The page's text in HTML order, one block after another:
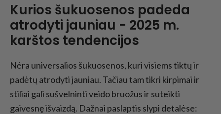
Kurios šukuosenos padeda
atrodyti jauniau - 2025 m.
karštos tendencijos
Nėra universalios šukuosenos, kuri visiems tiktų ir
padėtų atrodyti jauniau. Tačiau tam tikri kirpimai ir
stiliai gali sušvelninti veido bruožus ir suteikti
gaivesnę išvaizdą. Dažnai paslaptis slypi detalėse: